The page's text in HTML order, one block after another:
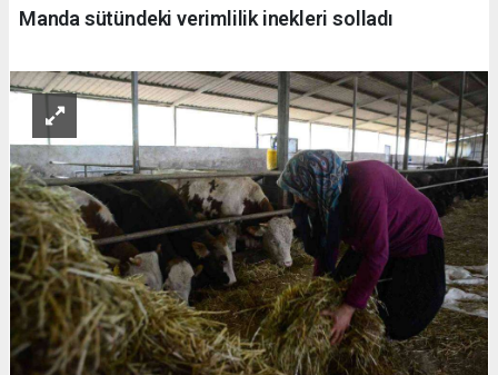
Manda sütündeki verimlilik inekleri solladı